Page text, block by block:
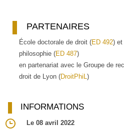
PARTENAIRES
École doctorale de droit (ED 492) et
philosophie (ED 487)
en partenariat avec le Groupe de
droit de Lyon (DroitPhiL)
INFORMATIONS
Le 08 avril 2022